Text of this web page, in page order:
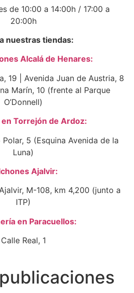
de 10:00 a 14:00h / 17:00 a
20:00h
nuestras tiendas:
Alcalá de Henares:
19 | Avenida Juan de Austria, 8
Marín, 10 (frente al Parque
O’Donnell)
Torrejón de Ardoz:
5 (Esquina Avenida de la
Luna)
Ajalvir:
M-108, km 4,200 (junto a
ITP)
en Paracuellos:
Calle Real, 1